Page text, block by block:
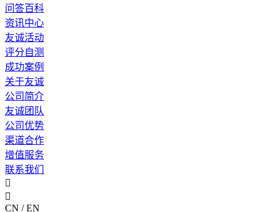
问答百科
资讯中心
友诚活动
评分自测
成功案例
关于友诚
公司简介
友诚团队
公司优势
渠道合作
增值服务
联系我们


CN / EN